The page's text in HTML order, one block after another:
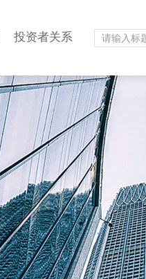
投资者关系